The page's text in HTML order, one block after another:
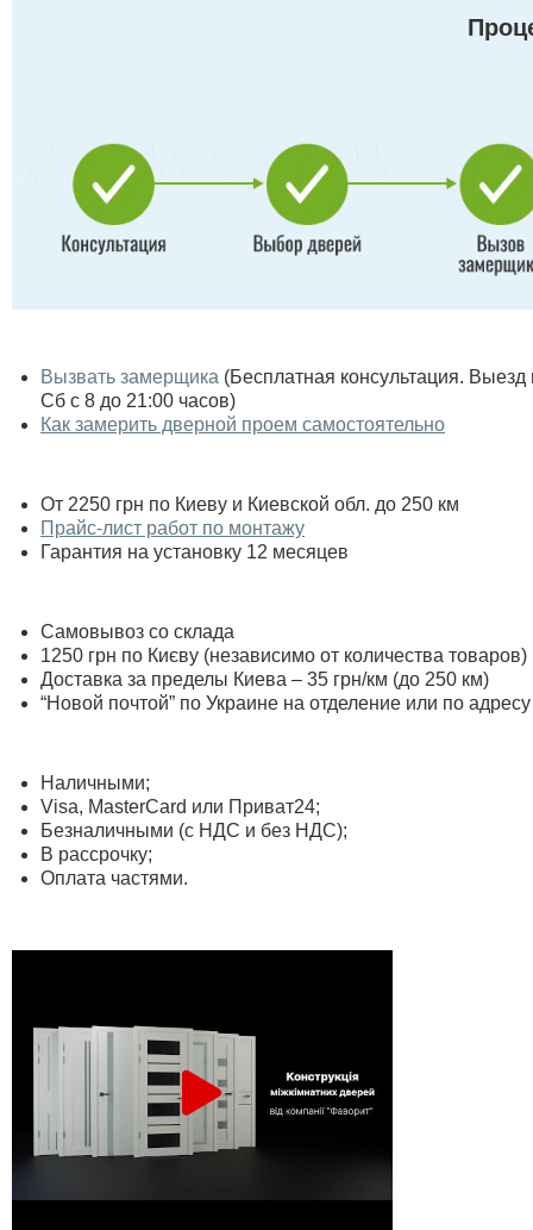
Вызвать замерщика (Бесплатная консультация.
Сб с 8 до 21:00 часов)
Как замерить дверной проем самостоятельно
От 2250 грн по Киеву и Киевской обл. до 250 км
Прайс-лист работ по монтажу
Гарантия на установку 12 месяцев
Самовывоз со склада
1250 грн по Києву (независимо от количества товаров)
Доставка за пределы Киева – 35 грн/км (до 250 км)
“Новой почтой” по Украине на отделение или по адресу
Наличными;
Visa, MasterСard или Приват24;
Безналичными (с НДС и без НДС);
В рассрочку;
Оплата частями.